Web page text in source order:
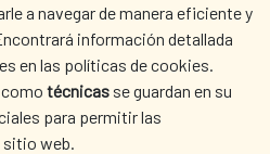
a navegar de manera eficiente y
información detallada
en las políticas de cookies.
técnicas se guardan en su
para permitir las
sitio web.
WHERE DO WE COOPERATE?
PRESS ROOM